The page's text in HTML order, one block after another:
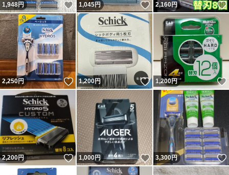
1,948円 いいね！
1,045円 いいね！
2,160円
2,250円 いいね！
1,200円 いいね！
1,200円
2,200円 いいね！
1,000円 いいね！
3,300円